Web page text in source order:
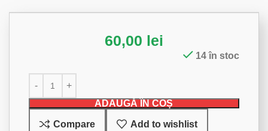
60,00 lei
14 în stoc
ADAUGĂ ÎN COȘ
Compare Add to wishlist